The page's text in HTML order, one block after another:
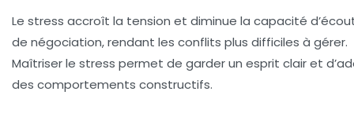
Le stress accroît la tension et diminue la capacité
de négociation, rendant les conflits plus difficiles à gérer.
Maîtriser le stress permet de garder un esprit clair et
des comportements constructifs.